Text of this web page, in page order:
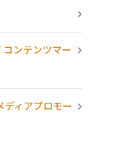
ンテンツマー
ィアプロモー